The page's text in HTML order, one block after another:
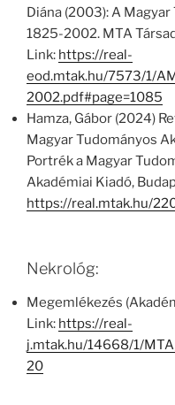
Diána (2003): A
1825-2002. MTA
Link: https://real-
eod.mtak.hu/7573/1/
2002.pdf#page=1085
Hamza, Gábor (2024)
Magyar Tudományos
Portrék a Magyar
Akadémiai Kiadó,
https://real.mtak.hu/
Nekrológ:
Megemlékezés
Link: https://real-
j.mtak.hu/14668/1/
20